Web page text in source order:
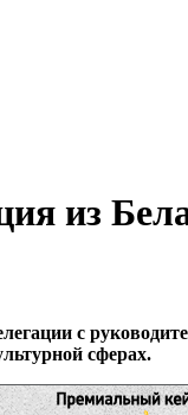
из
с
сферах.